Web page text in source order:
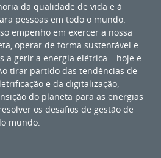
da qualidade de vida e à
pessoas em todo o mundo.
empenho em exercer a nossa
operar de forma sustentável e
a gerir a energia elétrica – hoje e
tirar partido das tendências de
e da digitalização,
do planeta para as energias
os desafios de gestão de
mundo.